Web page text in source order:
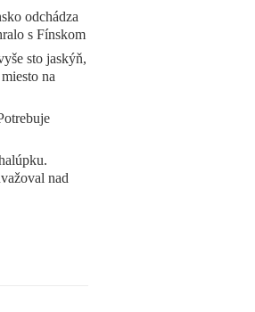
odchádza
s Fínskom
sto jaskýň,
na
nad